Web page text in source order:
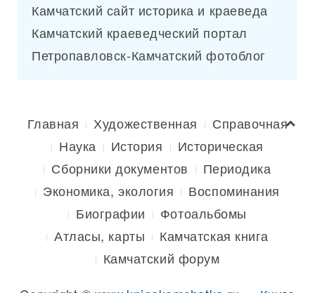
Камчатский сайт историка и краеведа
Камчатский краеведческий портал
Петропавловск-Камчатский фотоблог
Главная Художественная
Справочная
Наука
История
Историческая
Сборники документов
Периодика
Экономика, экология
Воспоминания
Биографии
Фотоальбомы
Атласы, карты
Камчатская книга
Камчатский форум